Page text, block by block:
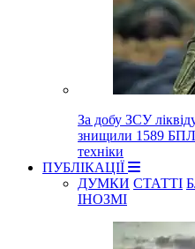
За добу ЗСУ
знищили 1589
техніки
ПУБЛІКАЦІЇ
ДУМКИ СТАТТІ
ІНОЗМІ